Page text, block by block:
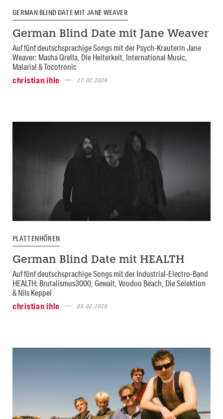
GERMAN BLIND DATE MIT JANE WEAVER
German Blind Date mit Jane Weaver
Auf fünf deutschsprachige Songs mit der Psych-Krauterin Jane
Weaver: Masha Qrella, Die Heiterkeit, International Music,
Malaria! & Tocotronic
christian ihle
27.02.2026
PLATTENHÖREN
German Blind Date mit HEALTH
Auf fünf deutschsprachige Songs mit der Industrial-Electro-Band
HEALTH: Brutalismus3000, Gewalt, Voodoo Beach, Die Selektion
& Nils Keppel
christian ihle
05.02.2026